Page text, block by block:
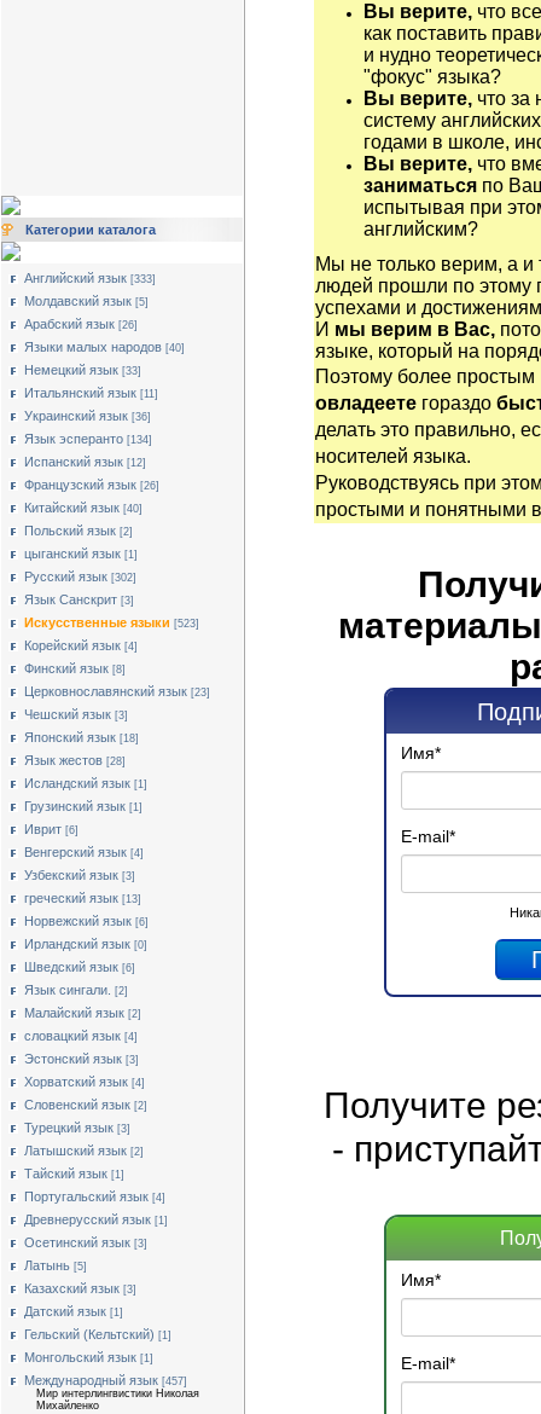
Категории каталога
Английский язык [333]
Молдавский язык [5]
Арабский язык [26]
Языки малых народов [40]
Немецкий язык [33]
Итальянский язык [11]
Украинский язык [36]
Язык эсперанто [134]
Испанский язык [12]
Французский язык [26]
Китайский язык [40]
Польский язык [2]
цыганский язык [1]
Русский язык [302]
Язык Санскрит [3]
Искусственные языки [523]
Корейский язык [4]
Финский язык [8]
Церковнославянский язык [23]
Чешский язык [3]
Японский язык [18]
Язык жестов [28]
Исландский язык [1]
Грузинский язык [1]
Иврит [6]
Венгерский язык [4]
Узбекский язык [3]
греческий язык [13]
Норвежский язык [6]
Ирландский язык [0]
Шведский язык [6]
Язык сингали. [2]
Малайский язык [2]
словацкий язык [4]
Эстонский язык [3]
Хорватский язык [4]
Словенский язык [2]
Турецкий язык [3]
Латышский язык [2]
Тайский язык [1]
Португальский язык [4]
Древнерусский язык [1]
Осетинский язык [3]
Латынь [5]
Казахский язык [3]
Датский язык [1]
Гельский (Кельтский) [1]
Монгольский язык [1]
Международный язык [457]
Мир интерлингвистики Николая
Михайленко
Вы верите, что
как поставить
и нудно
"фокус" языка?
Вы верите, что за
систему
годами в школе,
Вы верите, что
заниматься по
испытывая при
английским?
Мы не только верим, а и
людей прошли по этому
успехами и
И мы верим в Вас,
языке, который на
Поэтому более
овладеете гораздо
делать это правильно,
носителей языка.
Руководствуясь при
простыми и понятными
Имя*
E-mail*
Получите
-
Имя*
E-mail*